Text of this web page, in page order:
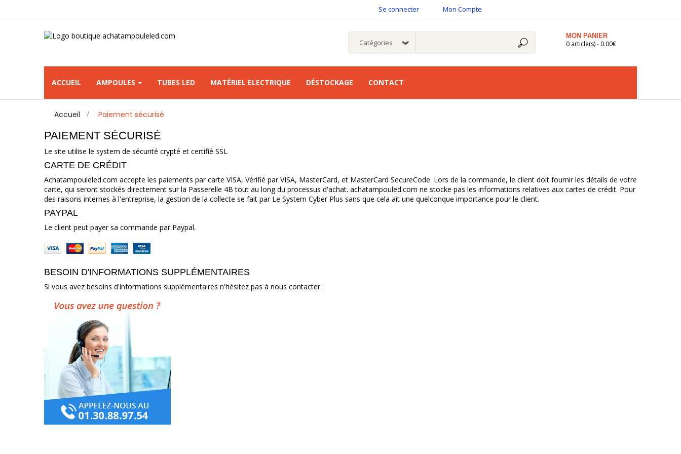
Se connecter Mon Compte
MON PANIER
0 article(s) - 0.00€
ACCUEIL AMPOULES TUBES LED MATÉRIEL ELECTRIQUE DÉSTOCKAGE CONTACT
Accueil > Paiement sécurisé
PAIEMENT SÉCURISÉ
Le site utilise le system de sécurité crypté et certifié SSL
CARTE DE CRÉDIT
Achatampouleled.com accepte les paiements par carte VISA, Vérifié par VISA, MasterCard, et MasterCard SecureCode. Lors de la commande, le client doit fournir les détails de votre
carte, qui seront stockés directement sur la Passerelle 4B tout au long du processus d'achat. achatampouled.com ne stocke pas les informations relatives aux cartes de crédit. Pour
des raisons internes à l'entreprise, la gestion de la collecte se fait par Le System Cyber Plus sans que cela ait une quelconque importance pour le client.
PAYPAL
Le client peut payer sa commande par Paypal.
BESOIN D'INFORMATIONS SUPPLÉMENTAIRES
Si vous avez besoins d'informations supplémentaires n'hésitez pas à nous contacter :